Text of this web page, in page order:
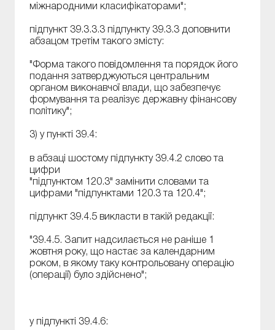
міжнародними класифікаторами";
підпункт 39.3.3.3 підпункту 39.3.3 доповнити
абзацом третім такого змісту:
"Форма такого повідомлення та порядок його
подання затверджуються центральним
органом виконавчої влади, що забезпечує
формування та реалізує державну фінансову
політику";
3) у пункті 39.4:
в абзаці шостому підпункту 39.4.2 слово та
цифри
"підпунктом 120.3" замінити словами та
цифрами "підпунктами 120.3 та 120.4";
підпункт 39.4.5 викласти в такій редакції:
"39.4.5. Запит надсилається не раніше 1
жовтня року, що настає за календарним
роком, в якому таку контрольовану операцію
(операції) було здійснено";
у підпункті 39.4.6: